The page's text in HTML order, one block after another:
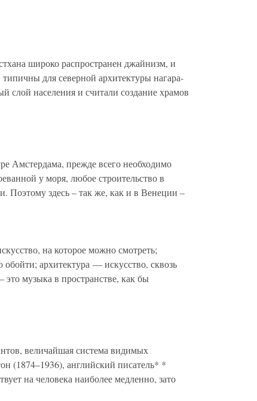
широко распространен джайнизм, и
для северной архитектуры нагара-
населения и считали создание храмов
Амстердама, прежде всего необходимо
у моря, любое строительство в
Поэтому здесь – так же, как и в Венеции –
на которое можно смотреть;
архитектура — искусство, сквозь
музыка в пространстве, как бы
величайшая система видимых
(1874–1936), английский писатель* *
на человека наиболее медленно, зато